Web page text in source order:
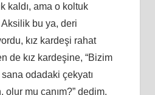
kaldı, ama o koltuk
bu ya, deri
kız kardeşi rahat
de kız kardeşine, “Bizim
odadaki çekyatı
olur mu canım?” dedim.